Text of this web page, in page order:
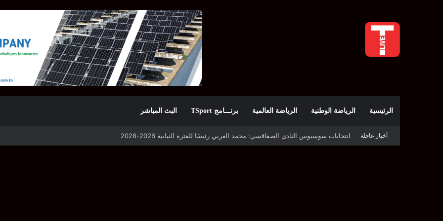
الرئيسية الرياضة الوطنية الرياضة العالمية برنـــامج TSport البث المباشر
أخبار عاجلة
قرعة دوري أبطال إفريقيا: النادي الإفريقي في حال التأهل يواجه مازمبي أو ميدياما